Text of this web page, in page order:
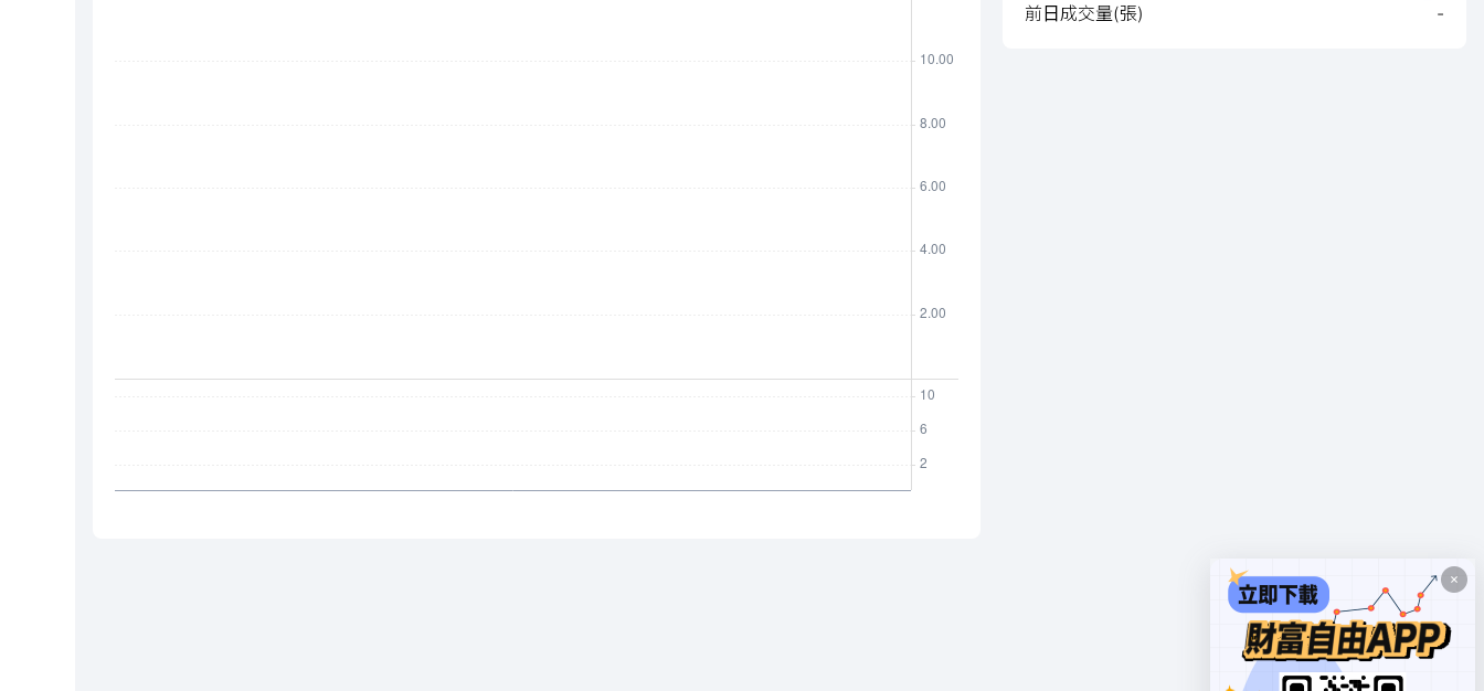
前日成交量(張) -